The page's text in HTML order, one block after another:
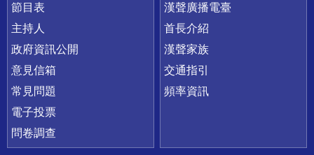
節目表
主持人
政府資訊公開
意見信箱
常見問題
電子投票
問卷調查
漢聲廣播電臺
首長介紹
漢聲家族
交通指引
頻率資訊